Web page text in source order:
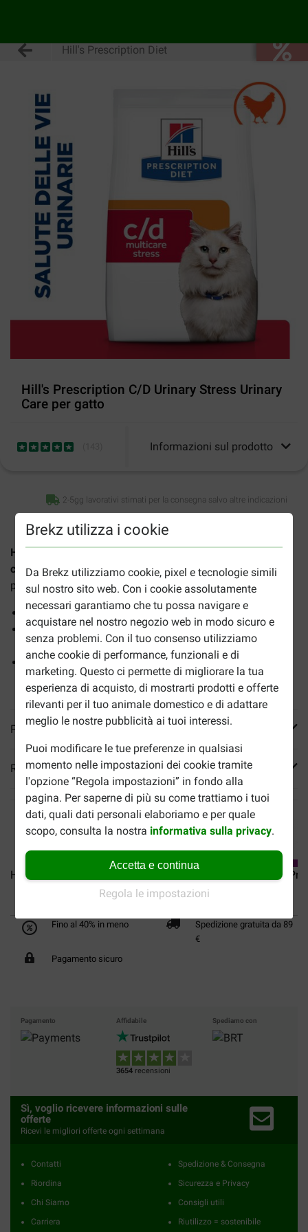
Brekz utilizza i cookie
Da Brekz utilizziamo cookie, pixel e tecnologie simili
sul nostro sito web. Con i cookie assolutamente
necessari garantiamo che tu possa navigare e
acquistare nel nostro negozio web in modo sicuro e
senza problemi. Con il tuo consenso utilizziamo
anche cookie di performance, funzionali e di
marketing. Questo ci permette di migliorare la tua
esperienza di acquisto, di mostrarti prodotti e offerte
rilevanti per il tuo animale domestico e di adattare
meglio le nostre pubblicità ai tuoi interessi.
Puoi modificare le tue preferenze in qualsiasi
momento nelle impostazioni dei cookie tramite
l'opzione “Regola impostazioni” in fondo alla
pagina. Per saperne di più su come trattiamo i tuoi
dati, quali dati personali elaboriamo e per quale
scopo, consulta la nostra informativa sulla privacy.
Accetta e continua
Regola le impostazioni
Hill's Prescription Diet
Hill's Prescription C/D Urinary Stress Urinary
Care per gatto
Informazioni sul prodotto
2-5gg lavorativi stimati per la consegna salvo altre indicazioni
Hill's Prescription Diet C/D Multicare Stress Urinary Care
con polloè un alimento secco per gatti che hanno o sono
predisposti ad avere problemi di Cistite Idiopatica Felina.
Formulato per sciogliere i calcoli di struvite
Contiene L-triptofano e idrolizzato di proteine del latte
per controllare lo stress
Aiuta a ridurre la ricorrenza dei disturbi urinari più
comuni
Più informazioni
Reviews
Hill's Prescription Diet... Hill's
Fino al 40% in meno
Spedizione gratuita da 89
€
Pagamento sicuro
Pagamento Affidabile
3654 recensioni
Spediamo con
Sì, voglio ricevere informazioni sulle
offerte
Ricevi le migliori offerte ogni settimana
Contatti
Riordina
Chi Siamo
Carriera
Spedizione & Consegna
Sicurezza e Privacy
Consigli utili
Riutilizzo = sostenibile